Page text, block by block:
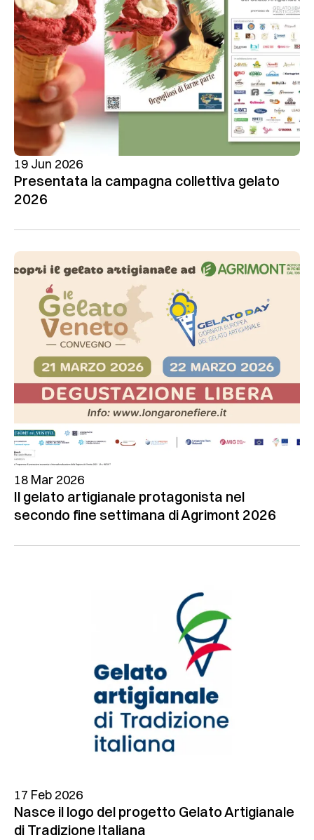
19 Jun 2026
Presentata la campagna collettiva gelato
2026
18 Mar 2026
Il gelato artigianale protagonista nel
secondo fine settimana di Agrimont 2026
17 Feb 2026
Nasce il logo del progetto Gelato Artigianale
di Tradizione Italiana